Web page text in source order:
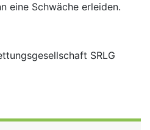
eine Schwäche erleiden.
SRLG